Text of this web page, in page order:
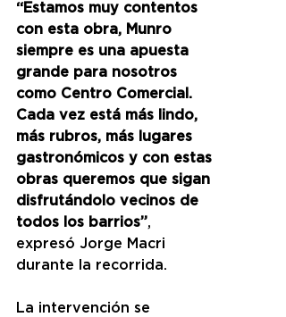
“Estamos muy contentos
con esta obra, Munro
siempre es una apuesta
grande para nosotros
como Centro Comercial.
Cada vez está más lindo,
más rubros, más lugares
gastronómicos y con estas
obras queremos que sigan
disfrutándolo vecinos de
todos los barrios”,
expresó Jorge Macri
durante la recorrida.
La intervención se